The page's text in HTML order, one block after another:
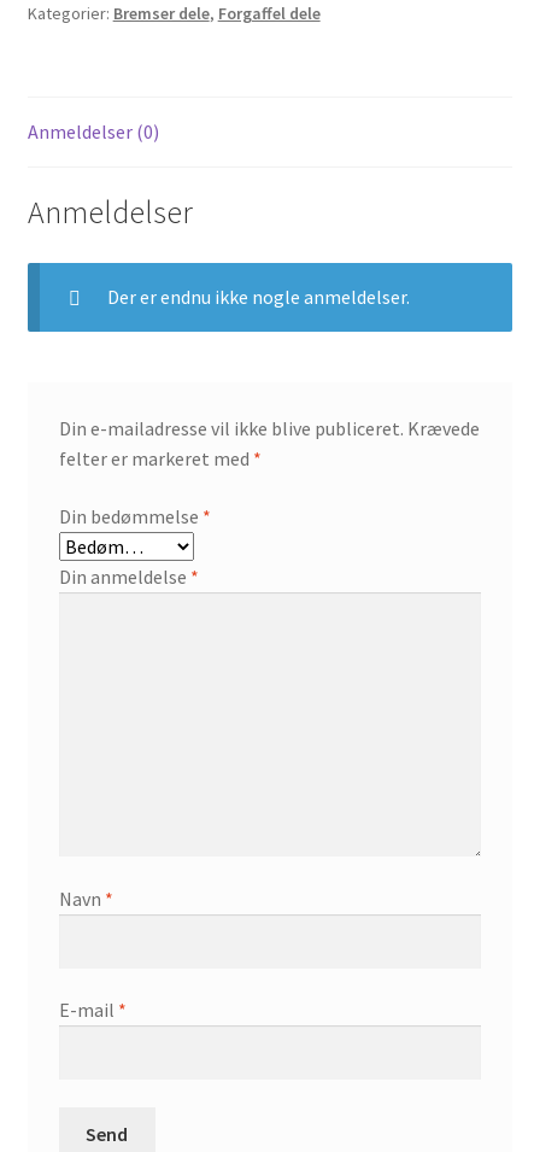
for
Kategorier: Bremser dele, Forgaffel dele
Anmeldelser (0)
Anmeldelser
Der er endnu ikke nogle anmeldelser.
Din e-mailadresse vil ikke blive publiceret. Krævede
felter er markeret med *
Din bedømmelse *
Din anmeldelse *
Navn *
E-mail *